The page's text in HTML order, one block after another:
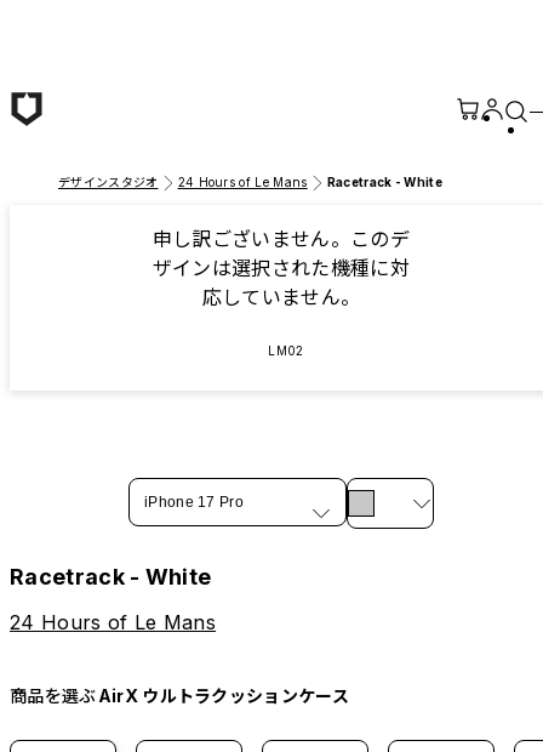
デザインスタジオ 24 Hours of Le Mans Racetrack - White
申し訳ございません。このデ
ザインは選択された機種に対
応していません。
LM02
iPhone 17 Pro
Racetrack - White
24 Hours of Le Mans
商品を選ぶAirX ウルトラクッションケース